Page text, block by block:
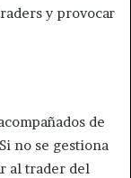
y provocar
de
no se gestiona
al trader del